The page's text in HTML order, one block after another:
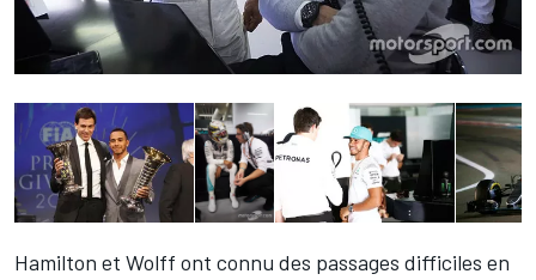
Hamilton et Wolff ont connu des passages difficiles en